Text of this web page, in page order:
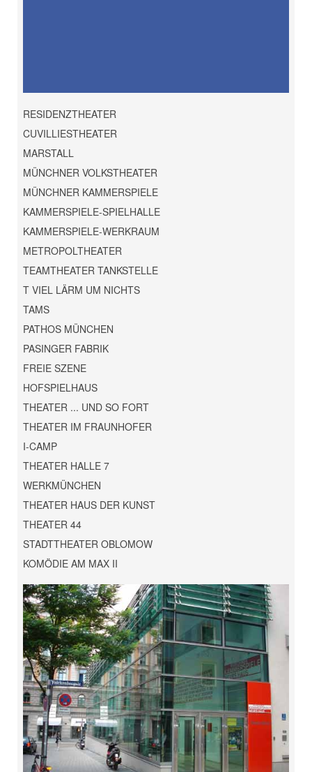
RESIDENZTHEATER
CUVILLIESTHEATER
MARSTALL
MÜNCHNER VOLKSTHEATER
MÜNCHNER KAMMERSPIELE
KAMMERSPIELE-SPIELHALLE
KAMMERSPIELE-WERKRAUM
METROPOLTHEATER
TEAMTHEATER TANKSTELLE
T VIEL LÄRM UM NICHTS
TAMS
PATHOS MÜNCHEN
PASINGER FABRIK
FREIE SZENE
HOFSPIELHAUS
THEATER ... UND SO FORT
THEATER IM FRAUNHOFER
I-CAMP
THEATER HALLE 7
WERKMÜNCHEN
THEATER HAUS DER KUNST
THEATER 44
STADTTHEATER OBLOMOW
KOMÖDIE AM MAX II